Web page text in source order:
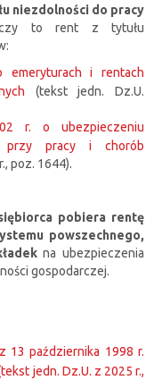
niezdolności do pracy
to rent z tytułu
i rentach
(tekst jedn. Dz.U.
r. o ubezpieczeniu
przy pracy i chorób
poz. 1644).
pobiera rentę
powszechnego,
na ubezpieczenia
gospodarczej.
13 października 1998 r.
jedn. Dz.U. z 2025 r.,